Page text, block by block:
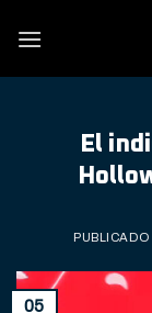
El
PUBLICADO
05